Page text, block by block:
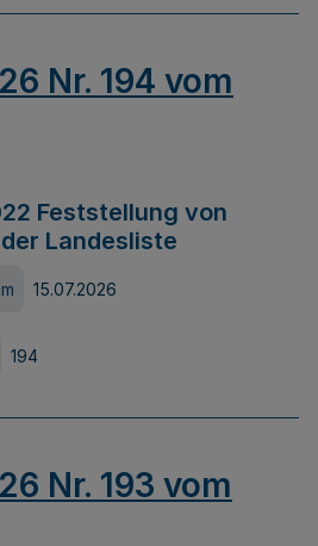
Nr. 194 vom
Feststellung von
Landesliste
15.07.2026
194
Nr. 193 vom